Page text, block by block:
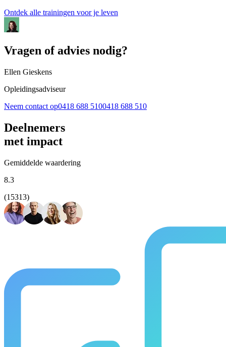
Ontdek alle trainingen voor je leven
Vragen of advies nodig?
Ellen Gieskens
Opleidingsadviseur
Neem contact op0418 688 5100418 688 510
Deelnemers
met impact
Gemiddelde waardering
8.3
(15313)